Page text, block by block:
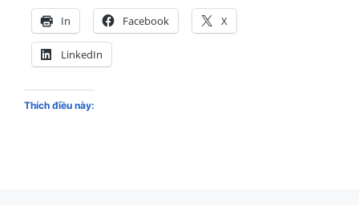
In Facebook X
LinkedIn
Thích điều này: